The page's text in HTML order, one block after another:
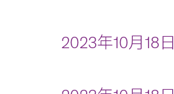
2023年10月18日